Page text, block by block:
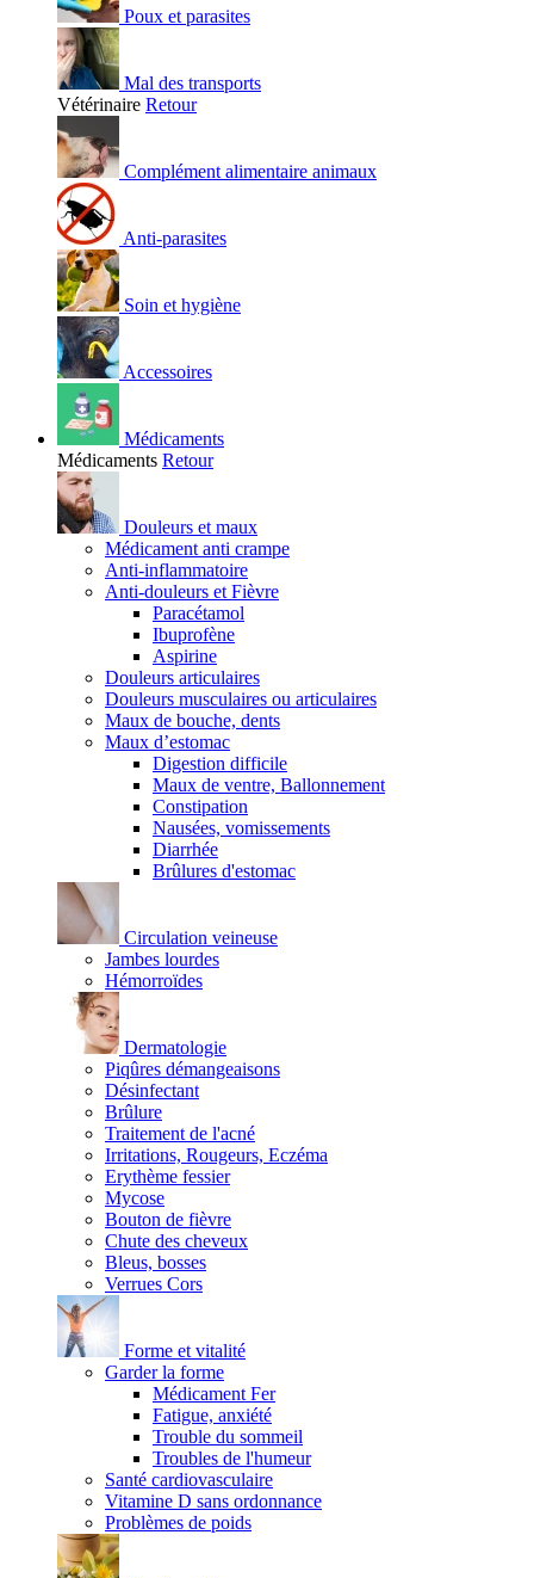
Poux et parasites
Mal des transports
Vétérinaire Retour
Complément alimentaire animaux
Anti-parasites
Soin et hygiène
Accessoires
Médicaments
Médicaments Retour
Douleurs et maux
Médicament anti crampe
Anti-inflammatoire
Anti-douleurs et Fièvre
Paracétamol
Ibuprofène
Aspirine
Douleurs articulaires
Douleurs musculaires ou articulaires
Maux de bouche, dents
Maux d’estomac
Digestion difficile
Maux de ventre, Ballonnement
Constipation
Nausées, vomissements
Diarrhée
Brûlures d'estomac
Circulation veineuse
Jambes lourdes
Hémorroïdes
Dermatologie
Piqûres démangeaisons
Désinfectant
Brûlure
Traitement de l'acné
Irritations, Rougeurs, Eczéma
Erythème fessier
Mycose
Bouton de fièvre
Chute des cheveux
Bleus, bosses
Verrues Cors
Forme et vitalité
Garder la forme
Médicament Fer
Fatigue, anxiété
Trouble du sommeil
Troubles de l'humeur
Santé cardiovasculaire
Vitamine D sans ordonnance
Problèmes de poids